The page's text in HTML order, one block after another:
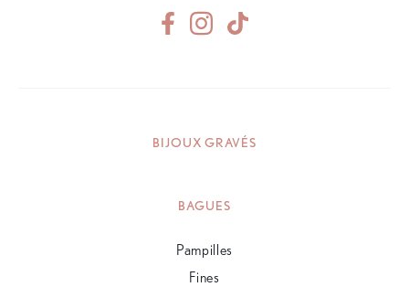
BIJOUX GRAVÉS
BAGUES
Pampilles
Fines